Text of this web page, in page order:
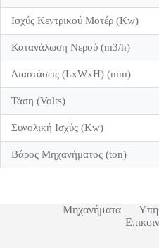
Ισχύς Κεντρικού Μοτέρ (Kw)
Κατανάλωση Νερού (m3/h)
Διαστάσεις (LxWxH) (mm)
Τάση (Volts)
Συνολική Ισχύς (Kw)
Βάρος Μηχανήματος (ton)
Μηχανήματα